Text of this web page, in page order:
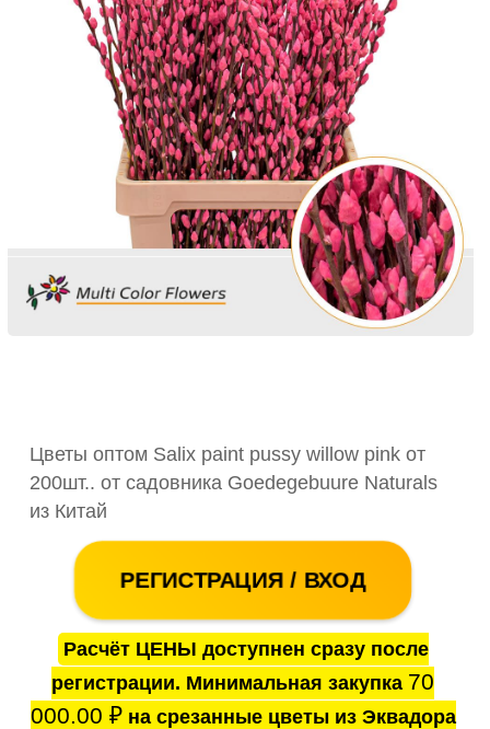
Цветы оптом Salix paint pussy willow pink от
200шт.. от садовника Goedegebuure Naturals
из Китай
РЕГИСТРАЦИЯ / ВХОД
Расчёт ЦЕНЫ доступнен сразу после
регистрации. Минимальная закупка 70
000.00 ₽на срезанные цветы из Эквадора